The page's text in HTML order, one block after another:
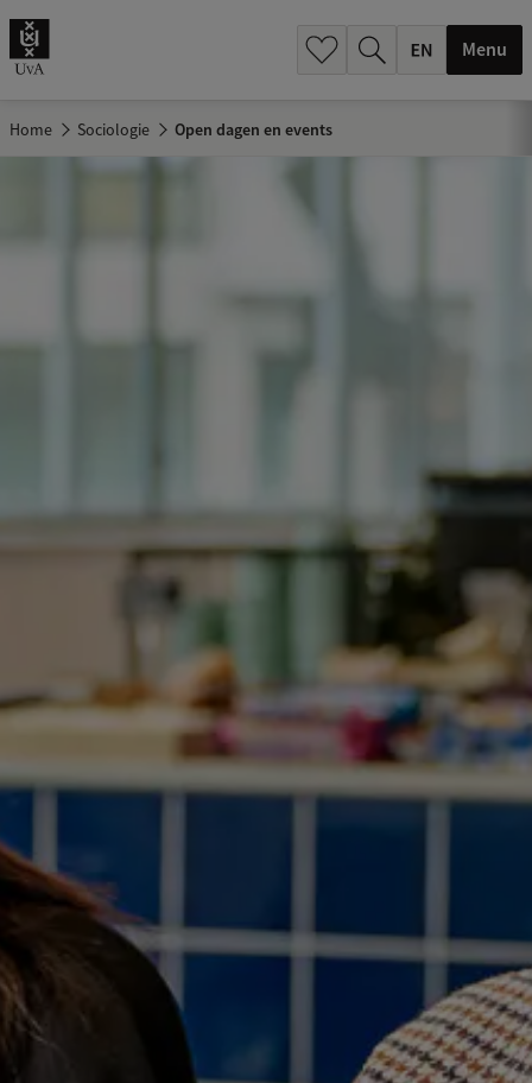
Menu
Home Sociologie Open dagen en events